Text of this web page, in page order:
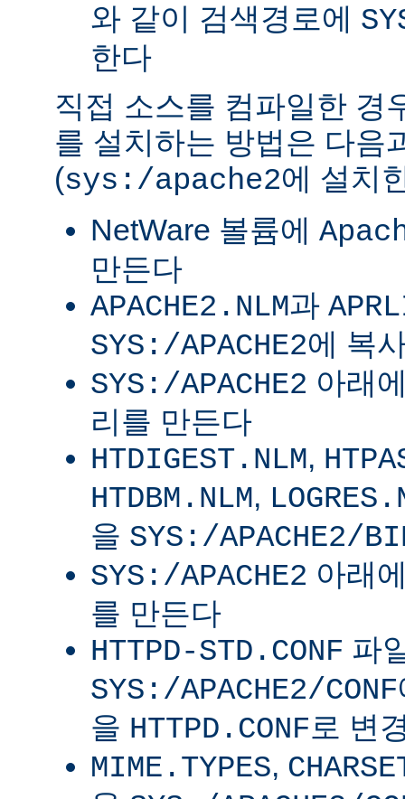
와 같이 검색경로에
한다
직접 소스를 컴파일한 경
를 설치하는 방법은 다음
(sys:/apache2에 설치
NetWare 볼륨에
만든다
APACHE2.NLM과
SYS:/APACHE2에 복
SYS:/APACHE2 아래
리를 만든다
HTDIGEST.NLM,
HTDBM.NLM,
을 SYS:/APACHE2/
SYS:/APACHE2 아래
를 만든다
HTTPD-STD.CONF 파
SYS:/APACHE2/CONF
을 HTTPD.CONF 로 변
MIME.TYPES,